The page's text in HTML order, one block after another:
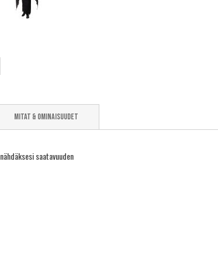
saatavuuden
Mitat & ominaisuudet